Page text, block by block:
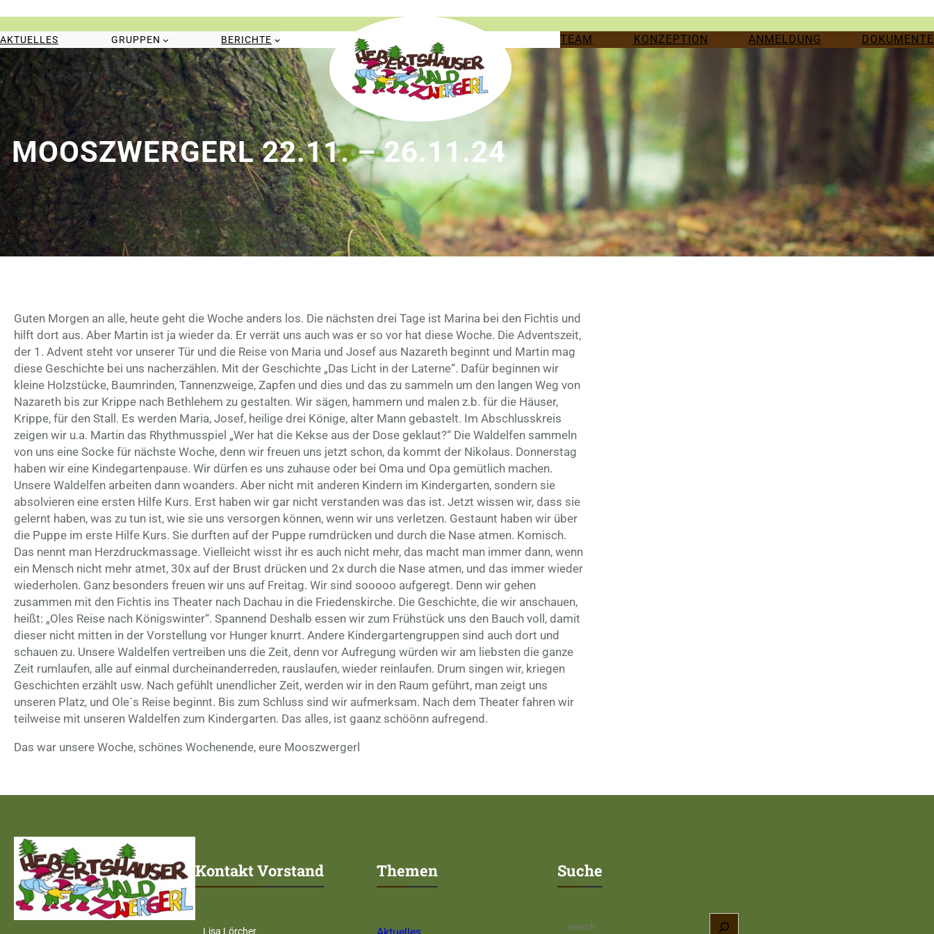
springen
AKTUELLES GRUPPEN BERICHTE TEAM KONZEPTION ANMELDUNG DOKUMENTE
MOOSZWERGERL 22.11. – 26.11.24
Guten Morgen an alle, heute geht die Woche anders los. Die nächsten drei Tage ist Marina bei den Fichtis und
hilft dort aus. Aber Martin ist ja wieder da. Er verrät uns auch was er so vor hat diese Woche. Die Adventszeit,
der 1. Advent steht vor unserer Tür und die Reise von Maria und Josef aus Nazareth beginnt und Martin mag
diese Geschichte bei uns nacherzählen. Mit der Geschichte „Das Licht in der Laterne“. Dafür beginnen wir
kleine Holzstücke, Baumrinden, Tannenzweige, Zapfen und dies und das zu sammeln um den langen Weg von
Nazareth bis zur Krippe nach Bethlehem zu gestalten. Wir sägen, hammern und malen z.b. für die Häuser,
Krippe, für den Stall. Es werden Maria, Josef, heilige drei Könige, alter Mann gebastelt. Im Abschlusskreis
zeigen wir u.a. Martin das Rhythmusspiel „Wer hat die Kekse aus der Dose geklaut?“ Die Waldelfen sammeln
von uns eine Socke für nächste Woche, denn wir freuen uns jetzt schon, da kommt der Nikolaus. Donnerstag
haben wir eine Kindegartenpause. Wir dürfen es uns zuhause oder bei Oma und Opa gemütlich machen.
Unsere Waldelfen arbeiten dann woanders. Aber nicht mit anderen Kindern im Kindergarten, sondern sie
absolvieren eine ersten Hilfe Kurs. Erst haben wir gar nicht verstanden was das ist. Jetzt wissen wir, dass sie
gelernt haben, was zu tun ist, wie sie uns versorgen können, wenn wir uns verletzen. Gestaunt haben wir über
die Puppe im erste Hilfe Kurs. Sie durften auf der Puppe rumdrücken und durch die Nase atmen. Komisch.
Das nennt man Herzdruckmassage. Vielleicht wisst ihr es auch nicht mehr, das macht man immer dann, wenn
ein Mensch nicht mehr atmet, 30x auf der Brust drücken und 2x durch die Nase atmen, und das immer wieder
wiederholen. Ganz besonders freuen wir uns auf Freitag. Wir sind sooooo aufgeregt. Denn wir gehen
zusammen mit den Fichtis ins Theater nach Dachau in die Friedenskirche. Die Geschichte, die wir anschauen,
heißt: „Oles Reise nach Königswinter“. Spannend Deshalb essen wir zum Frühstück uns den Bauch voll, damit
dieser nicht mitten in der Vorstellung vor Hunger knurrt. Andere Kindergartengruppen sind auch dort und
schauen zu. Unsere Waldelfen vertreiben uns die Zeit, denn vor Aufregung würden wir am liebsten die ganze
Zeit rumlaufen, alle auf einmal durcheinanderreden, rauslaufen, wieder reinlaufen. Drum singen wir, kriegen
Geschichten erzählt usw. Nach gefühlt unendlicher Zeit, werden wir in den Raum geführt, man zeigt uns
unseren Platz, und Ole´s Reise beginnt. Bis zum Schluss sind wir aufmerksam. Nach dem Theater fahren wir
teilweise mit unseren Waldelfen zum Kindergarten. Das alles, ist gaanz schöönn aufregend.
Das war unsere Woche, schönes Wochenende, eure Mooszwergerl
Kontakt Vorstand
Lisa Lörcher
Themen Suche